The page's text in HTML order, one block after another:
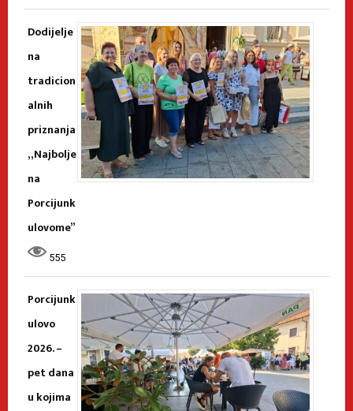
Dodijelje
na
tradicion
alnih
priznanja
„Najbolje
na
Porcijunk
ulovome”
555
Porcijunk
ulovo
2026. –
pet dana
u kojima